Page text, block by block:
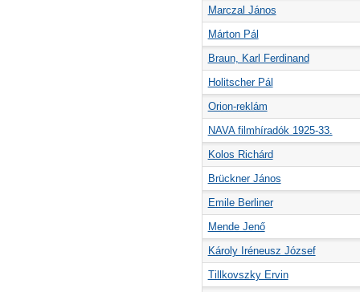
Marczal János
Márton Pál
Braun, Karl Ferdinand
Holitscher Pál
Orion-reklám
NAVA filmhíradók 1925-33.
Kolos Richárd
Brückner János
Emile Berliner
Mende Jenő
Károly Iréneusz József
Tillkovszky Ervin